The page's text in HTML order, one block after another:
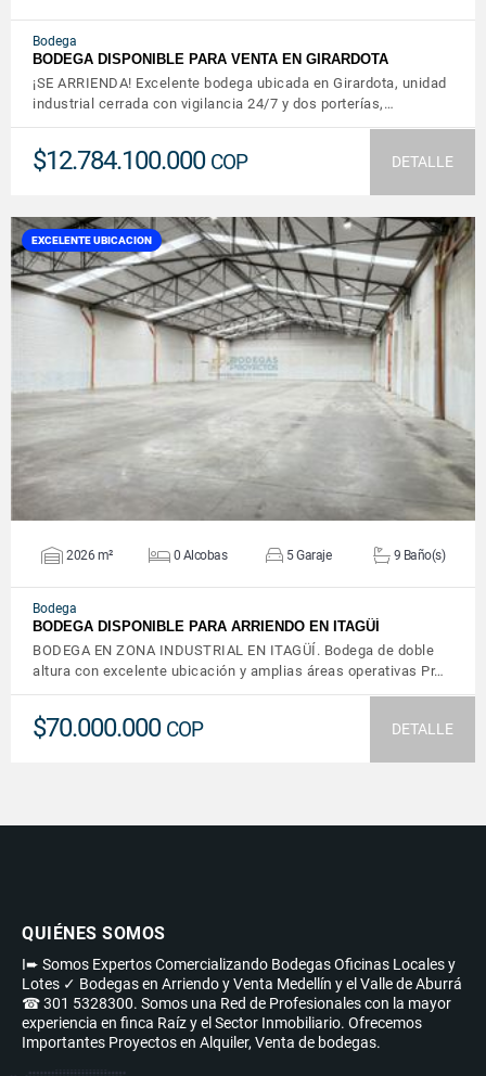
Bodega
BODEGA DISPONIBLE PARA VENTA EN GIRARDOTA
¡SE ARRIENDA! Excelente bodega ubicada en Girardota, unidad
industrial cerrada con vigilancia 24/7 y dos porterías,…
$12.784.100.000 COP DETALLE
EXCELENTE UBICACION
VER DETALLES
2026 m² 0 Alcobas 5 Garaje 9 Baño(s)
Bodega
BODEGA DISPONIBLE PARA ARRIENDO EN ITAGÜÍ
BODEGA EN ZONA INDUSTRIAL EN ITAGÜÍ. Bodega de doble
altura con excelente ubicación y amplias áreas operativas Pr…
$70.000.000 COP DETALLE
QUIÉNES SOMOS
I➨ Somos Expertos Comercializando Bodegas Oficinas Locales y
Lotes ✓ Bodegas en Arriendo y Venta Medellín y el Valle de Aburrá
☎ 301 5328300. Somos una Red de Profesionales con la mayor
experiencia en finca Raíz y el Sector Inmobiliario. Ofrecemos
Importantes Proyectos en Alquiler, Venta de bodegas.